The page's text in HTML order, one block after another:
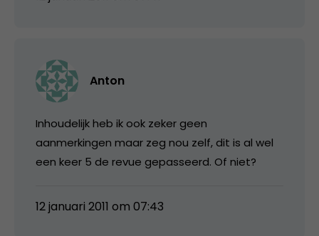
Anton
Inhoudelijk heb ik ook zeker geen
aanmerkingen maar zeg nou zelf, dit is al wel
een keer 5 de revue gepasseerd. Of niet?
12 januari 2011 om 07:43